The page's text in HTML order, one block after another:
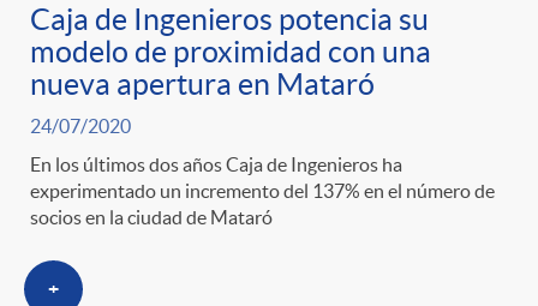
Caja de Ingenieros potencia su
modelo de proximidad con una
nueva apertura en Mataró
24/07/2020
En los últimos dos años Caja de Ingenieros ha
experimentado un incremento del 137% en el número de
socios en la ciudad de Mataró
+